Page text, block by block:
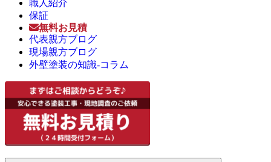
職人紹介
保証
無料お見積
代表親方ブログ
現場親方ブログ
外壁塗装の知識-コラム